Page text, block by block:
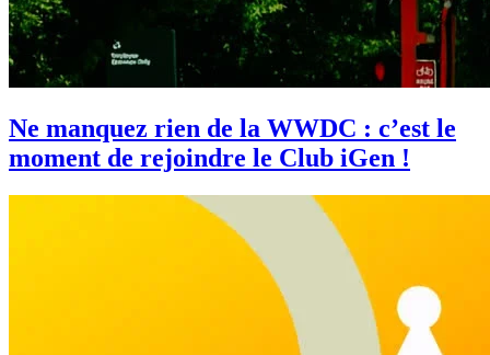
Ne manquez rien de la WWDC : c’est le
moment de rejoindre le Club iGen !